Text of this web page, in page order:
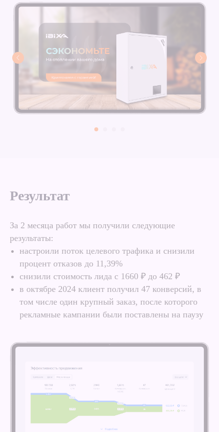
Результат
За 2 месяца работ мы получили следующие
результаты:
настроили поток целевого трафика и снизили
процент отказов до 11,39%
снизили стоимость лида с 1660 ₽ до 462 ₽
в октябре 2024 клиент получил 47 конверсий, в
том числе один крупный заказ, после которого
рекламные кампании были поставлены на паузу